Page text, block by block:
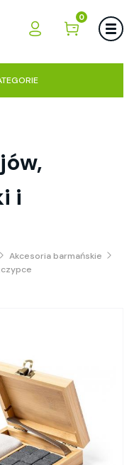
0
i
Akcesoria barmańskie